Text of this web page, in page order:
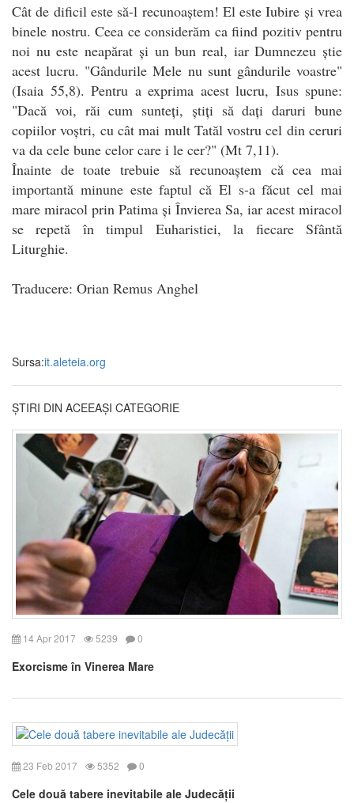
Cât de dificil este să-l recunoaștem! El este Iubire și vrea
binele nostru. Ceea ce considerăm ca fiind pozitiv pentru
noi nu este neapărat și un bun real, iar Dumnezeu știe
acest lucru. "Gândurile Mele nu sunt gândurile voastre"
(Isaia 55,8). Pentru a exprima acest lucru, Isus spune:
"Dacă voi, răi cum sunteți, știți să dați daruri bune
copiilor voștri, cu cât mai mult Tatăl vostru cel din ceruri
va da cele bune celor care i le cer?" (Mt 7,11).
Înainte de toate trebuie să recunoaștem că cea mai
importantă minune este faptul că El s-a făcut cel mai
mare miracol prin Patima și Învierea Sa, iar acest miracol
se repetă în timpul Euharistiei, la fiecare Sfântă
Liturghie.
Traducere: Orian Remus Anghel
Sursa:it.aleteia.org
ȘTIRI DIN ACEEAȘI CATEGORIE
14 Apr 2017 5239 0
Exorcisme în Vinerea Mare
23 Feb 2017 5352 0
Cele două tabere inevitabile ale Judecății